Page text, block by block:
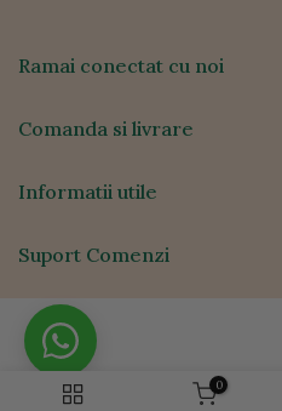
Ramai conectat cu noi
Comanda si livrare
Informatii utile
Suport Comenzi
0